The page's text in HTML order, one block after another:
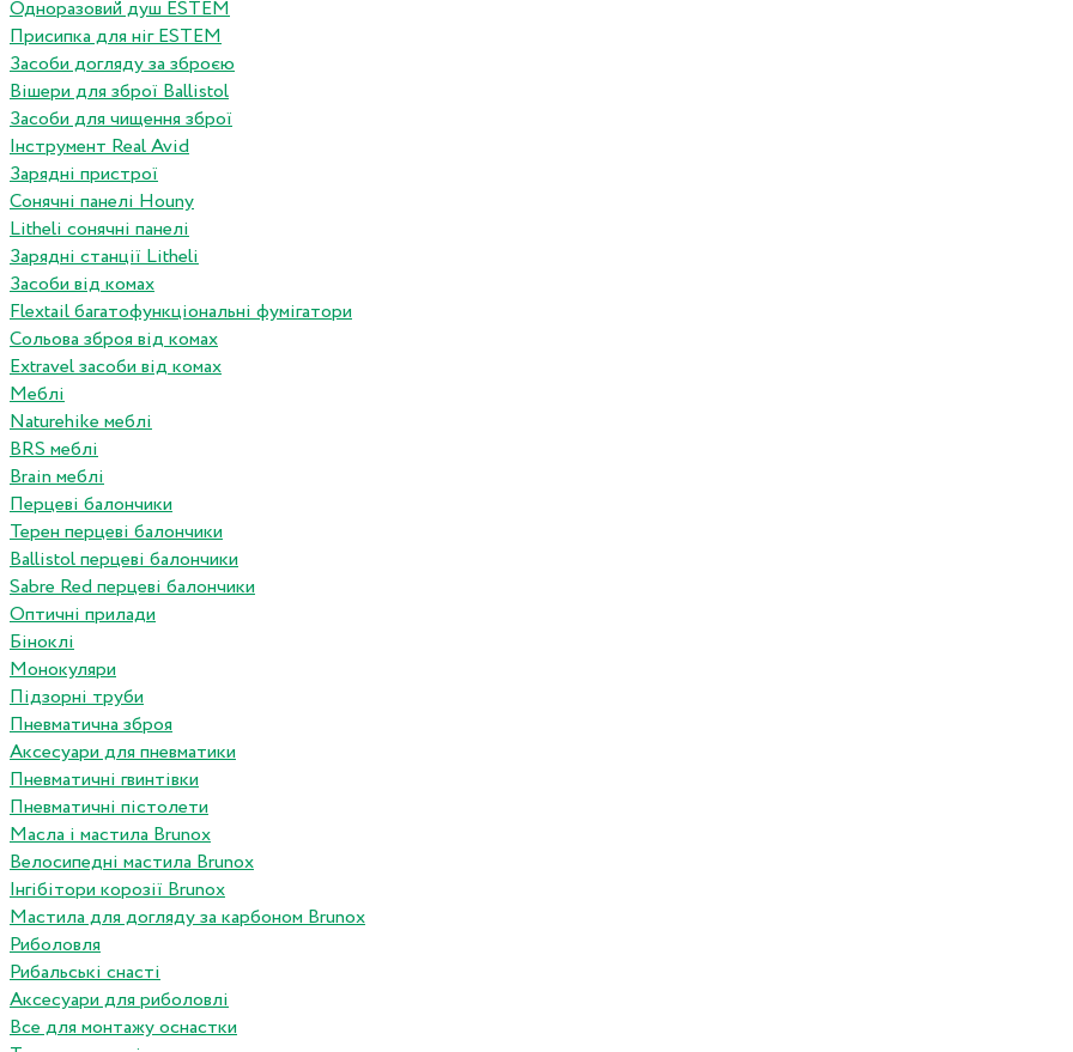
Одноразовий душ ESTEM
Присипка для ніг ESTEM
Засоби догляду за зброєю
Вішери для зброї Ballistol
Засоби для чищення зброї
Інструмент Real Avid
Зарядні пристрої
Сонячні панелі Houny
Litheli сонячні панелі
Зарядні станції Litheli
Засоби від комах
Flextail багатофункціональні фумігатори
Сольова зброя від комах
Extravel засоби від комах
Меблі
Naturehike меблі
BRS меблі
Brain меблі
Перцеві балончики
Терен перцеві балончики
Ballistol перцеві балончики
Sabre Red перцеві балончики
Оптичні прилади
Біноклі
Монокуляри
Підзорні труби
Пневматична зброя
Аксесуари для пневматики
Пневматичні гвинтівки
Пневматичні пістолети
Масла і мастила Brunox
Велосипедні мастила Brunox
Інгібітори корозії Brunox
Мастила для догляду за карбоном Brunox
Риболовля
Рибальські снасті
Аксесуари для риболовлі
Все для монтажу оснастки